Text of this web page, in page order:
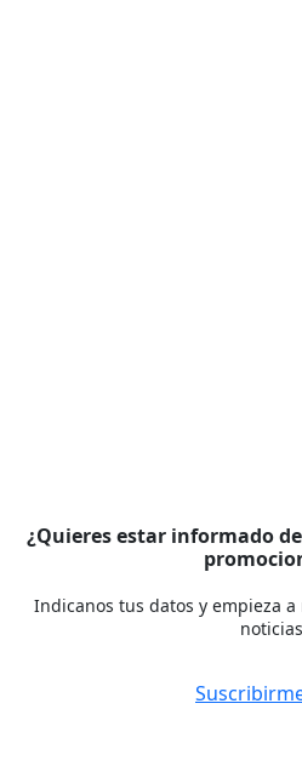
¿Quieres estar informado
Indicanos tus datos y empieza
noticias